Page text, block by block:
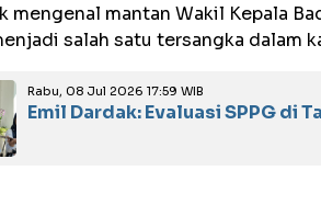
mengenal mantan Wakil Kepala
salah satu tersangka dalam
Rabu, 08 Jul 2026 17:59 WIB
Emil Dardak: Evaluasi SPPG di